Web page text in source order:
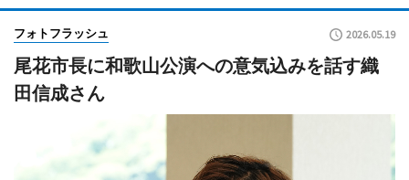
フォトフラッシュ 2026.05.19
尾花市長に和歌山公演への意気込みを話す織
田信成さん